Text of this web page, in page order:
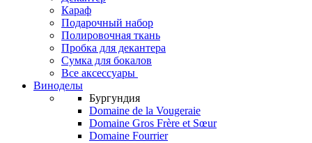
Караф
Подарочный набор
Полировочная ткань
Пробка для декантера
Сумка для бокалов
Все аксессуары
Виноделы
Бургундия
Domaine de la Vougeraie
Domaine Gros Frère et Sœur
Domaine Fourrier